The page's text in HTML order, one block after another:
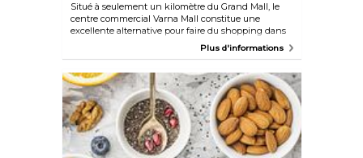
Situé à seulement un kilomètre du Grand Mall, le
centre commercial Varna Mall constitue une
excellente alternative pour faire du shopping dans
la ville. Bien que plus petit que son voisin, il
centre commercial dispose également d'un centre
de tennis de table et d'un espace de divertissement
pour les enfants, ce qui en fait une destination
idéale pour les familles. Les équipements
supplémentaires incluent une aire de restauration,
un parking, des toilettes et des guichets
automatiques.
Plus d'informations